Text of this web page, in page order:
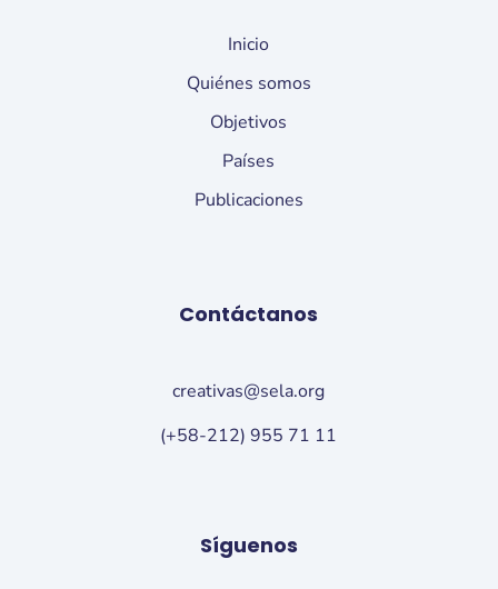
Inicio
Quiénes somos
Objetivos
Países
Publicaciones
Contáctanos
creativas@sela.org
(+58-212) 955 71 11
Síguenos